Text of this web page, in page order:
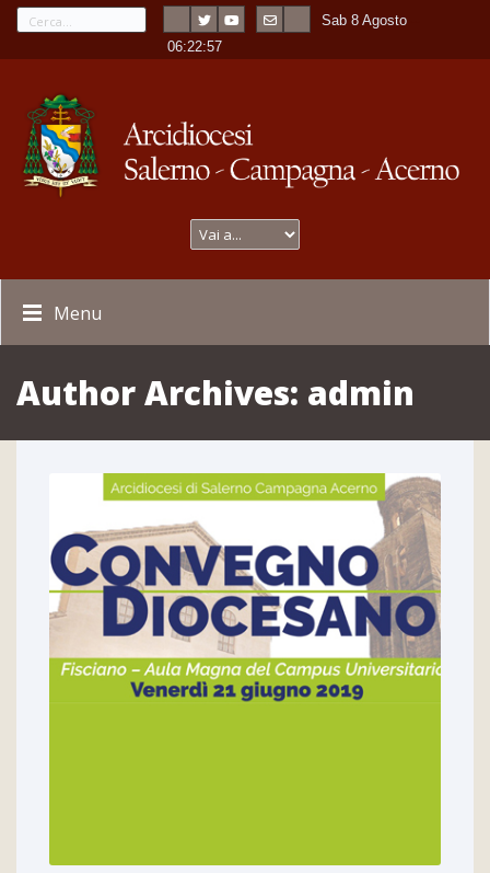
Sab 8 Agosto
-06:22:58
Menu
Author Archives: admin